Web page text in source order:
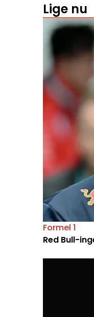
Lige nu
Formel 1
Red Bull-